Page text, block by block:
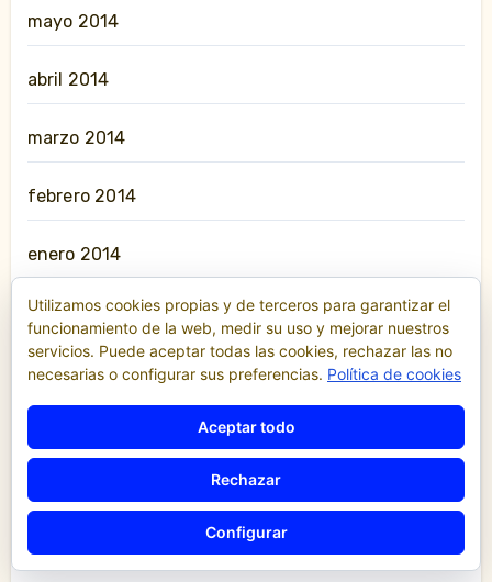
mayo 2014
abril 2014
marzo 2014
febrero 2014
enero 2014
diciembre 2013
noviembre 2013
junio 2013
Utilizamos cookies propias y de terceros para garantizar el
funcionamiento de la web, medir su uso y mejorar nuestros
servicios. Puede aceptar todas las cookies, rechazar las no
necesarias o configurar sus preferencias. Política de cookies
Aceptar todo
Rechazar
Configurar